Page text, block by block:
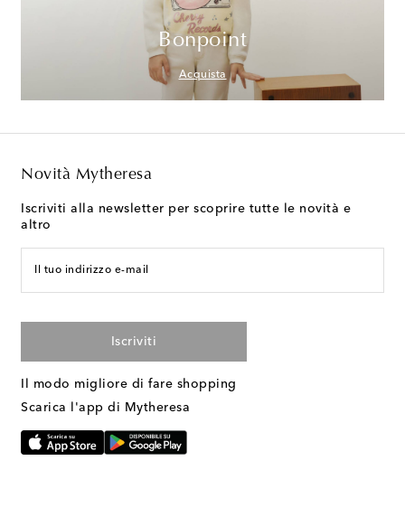
Bonpoint
Acquista
Novità Mytheresa
Iscriviti alla newsletter per scoprire tutte le novità e
altro
Il tuo indirizzo e-mail
Iscriviti
Il modo migliore di fare shopping
Scarica l'app di Mytheresa